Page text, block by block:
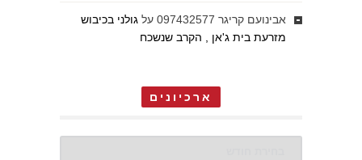
אבינועם קריגר 097432577 על גולני בכיבוש
מזרעת בית ג'אן , הקרב שנשכח
ארכיונים